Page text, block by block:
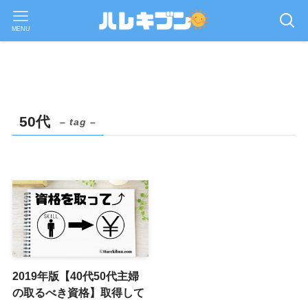
MENU
50代 – tag –
2019年版【40代50代主婦
の取るべき資格】取得して